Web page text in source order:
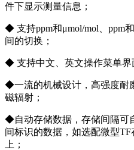
件下显示测量信息；
◆ 支持ppm和μmol/mol、ppm
间的切换；
◆ 支持中文、英文操作菜单界
◆一流的机械设计，高强度耐
磁辐射；
◆自动存储数据，存储间隔可
间标识的数据，如选配微型
上；